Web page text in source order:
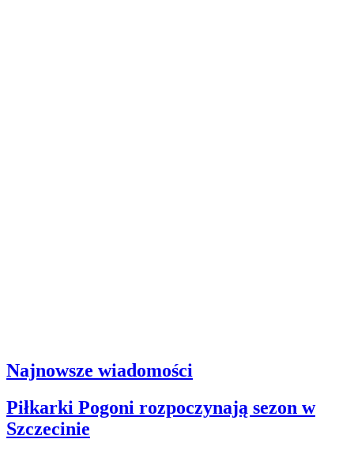
Najnowsze wiadomości
Piłkarki Pogoni rozpoczynają sezon w
Szczecinie